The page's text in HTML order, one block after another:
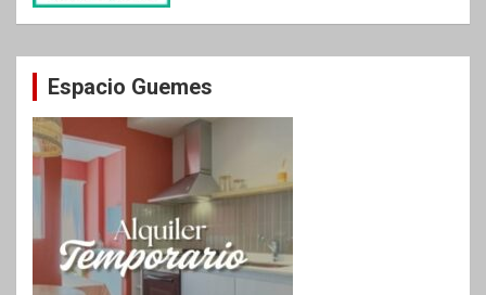
Espacio Guemes